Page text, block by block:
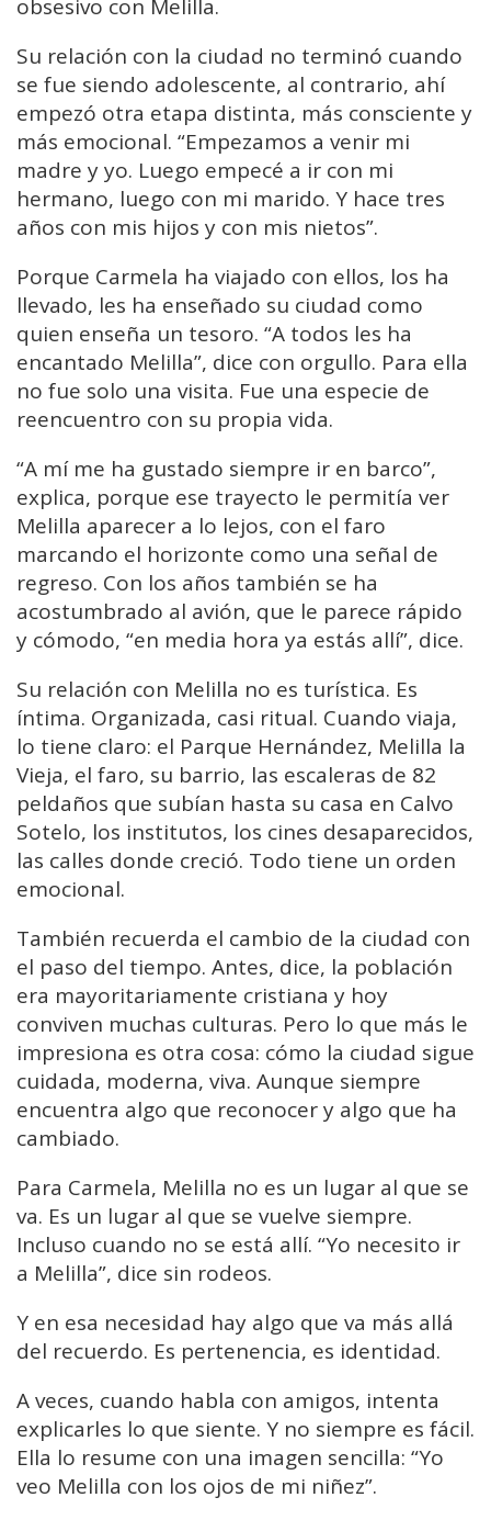
obsesivo con Melilla.
Su relación con la ciudad no terminó cuando
se fue siendo adolescente, al contrario, ahí
empezó otra etapa distinta, más consciente y
más emocional. “Empezamos a venir mi
madre y yo. Luego empecé a ir con mi
hermano, luego con mi marido. Y hace tres
años con mis hijos y con mis nietos”.
Porque Carmela ha viajado con ellos, los ha
llevado, les ha enseñado su ciudad como
quien enseña un tesoro. “A todos les ha
encantado Melilla”, dice con orgullo. Para ella
no fue solo una visita. Fue una especie de
reencuentro con su propia vida.
“A mí me ha gustado siempre ir en barco”,
explica, porque ese trayecto le permitía ver
Melilla aparecer a lo lejos, con el faro
marcando el horizonte como una señal de
regreso. Con los años también se ha
acostumbrado al avión, que le parece rápido
y cómodo, “en media hora ya estás allí”, dice.
Su relación con Melilla no es turística. Es
íntima. Organizada, casi ritual. Cuando viaja,
lo tiene claro: el Parque Hernández, Melilla la
Vieja, el faro, su barrio, las escaleras de 82
peldaños que subían hasta su casa en Calvo
Sotelo, los institutos, los cines desaparecidos,
las calles donde creció. Todo tiene un orden
emocional.
También recuerda el cambio de la ciudad con
el paso del tiempo. Antes, dice, la población
era mayoritariamente cristiana y hoy
conviven muchas culturas. Pero lo que más le
impresiona es otra cosa: cómo la ciudad sigue
cuidada, moderna, viva. Aunque siempre
encuentra algo que reconocer y algo que ha
cambiado.
Para Carmela, Melilla no es un lugar al que se
va. Es un lugar al que se vuelve siempre.
Incluso cuando no se está allí. “Yo necesito ir
a Melilla”, dice sin rodeos.
Y en esa necesidad hay algo que va más allá
del recuerdo. Es pertenencia, es identidad.
A veces, cuando habla con amigos, intenta
explicarles lo que siente. Y no siempre es fácil.
Ella lo resume con una imagen sencilla: “Yo
veo Melilla con los ojos de mi niñez”.